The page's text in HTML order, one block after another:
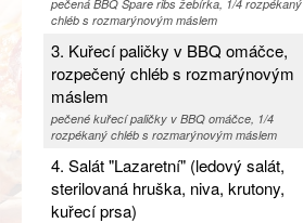
pečená BBQ Spare ribs žebírka, 1/4 rozpékaný
chléb s rozmarýnovým máslem
3. Kuřecí paličky v BBQ omáčce,
rozpečený chléb s rozmarýnovým
máslem
pečené kuřecí paličky v BBQ omáčce, 1/4
rozpékaný chléb s rozmarýnovým máslem
4. Salát "Lazaretní" (ledový salát,
sterilovaná hruška, niva, krutony,
kuřecí prsa)